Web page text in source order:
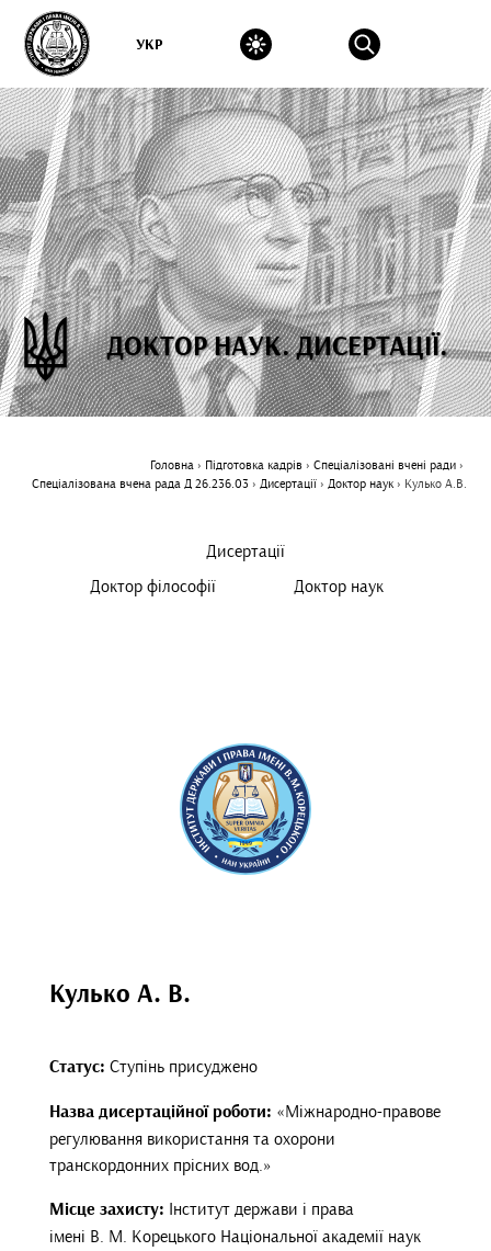
УКР
ДОКТОР НАУК. ДИСЕРТАЦІЇ.
Головна› Підготовка кадрів › Спеціалізовані вчені ради›
Спеціалізована вчена рада Д 26.236.03 › Дисертації› Доктор наук› Кулько А.В.
Дисертації
Доктор філософії
Доктор наук
Кулько А. В.
Статус: Ступінь присуджено
Назва дисертаційної роботи: «Міжнародно-правове
регулювання використання та охорони
транскордонних прісних вод.»
Місце захисту: Інститут держави і права
імені В. М. Корецького Національної академії наук